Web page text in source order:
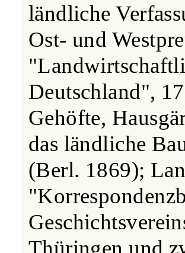
ländliche
Ost- und
Deutschland",
Gehöfte,
das ländliche
(Berl. 1869);
Thüringen und